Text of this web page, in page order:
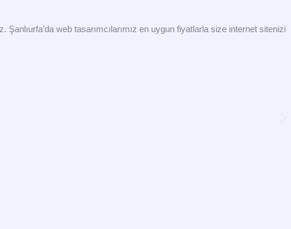
web tasarımcılarımız en uygun fiyatlarla size internet sitenizi